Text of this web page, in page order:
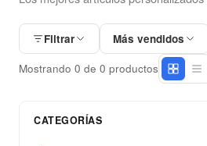
Filtrar Más vendidos
Mostrando 0 de 0 productos
CATEGORÍAS